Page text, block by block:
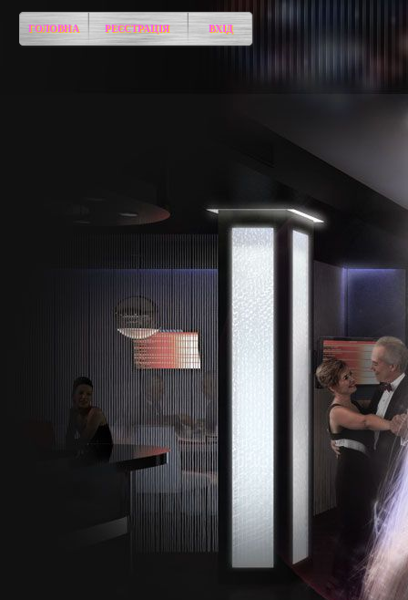
ГОЛОВНА РЕЄСТРАЦІЯ ВХІД